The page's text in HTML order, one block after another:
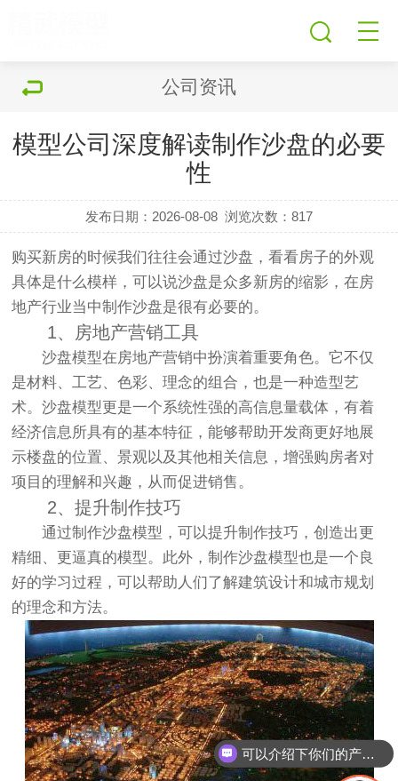
公司资讯
模型公司深度解读制作沙盘的必要
性
发布日期：2026-08-08 浏览次数：817
购买新房的时候我们往往会通过沙盘，看看房子的外观
具体是什么模样，可以说沙盘是众多新房的缩影，在房
地产行业当中制作沙盘是很有必要的。
1、房地产营销工具
沙盘模型在房地产营销中扮演着重要角色。它不仅
是材料、工艺、色彩、理念的组合，也是一种造型艺
术。沙盘模型更是一个系统性强的高信息量载体，有着
经济信息所具有的基本特征，能够帮助开发商更好地展
示楼盘的位置、景观以及其他相关信息，增强购房者对
项目的理解和兴趣，从而促进销售。
2、提升制作技巧
通过制作沙盘模型，可以提升制作技巧，创造出更
精细、更逼真的模型。此外，制作沙盘模型也是一个良
好的学习过程，可以帮助人们了解建筑设计和城市规划
的理念和方法。
可以介绍下你们的产品么